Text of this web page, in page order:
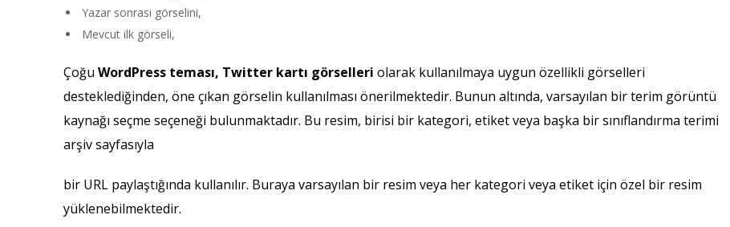
Yazar sonrası görselini,
Mevcut ilk görseli,
Çoğu WordPress teması, Twitter kartı görselleri olarak kullanılmaya uygun özellikli görselleri
desteklediğinden, öne çıkan görselin kullanılması önerilmektedir. Bunun altında, varsayılan bir terim görüntü
kaynağı seçme seçeneği bulunmaktadır. Bu resim, birisi bir kategori, etiket veya başka bir sınıflandırma terimi
arşiv sayfasıyla
bir URL paylaştığında kullanılır. Buraya varsayılan bir resim veya her kategori veya etiket için özel bir resim
yüklenebilmektedir.